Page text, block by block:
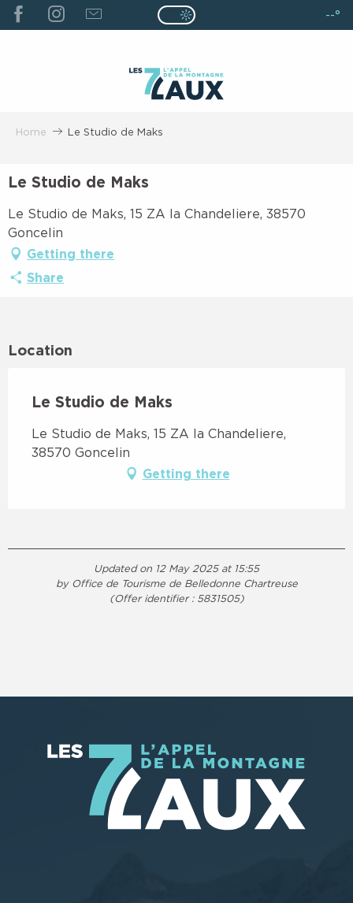
ALLER
AU
Page D’accueil Actuelle Été :
Page D’accueil Actuelle
--°
Home Le Studio de Maks
Le Studio de Maks
Le Studio de Maks, 15 ZA la Chandeliere, 38570
Goncelin
Getting there
Share
Location
Le Studio de Maks
Le Studio de Maks, 15 ZA la Chandeliere,
38570 Goncelin
Getting there
Updated on 12 May 2025 at 15:55
by Office de Tourisme de Belledonne Chartreuse
(Offer identifier : 5831505)